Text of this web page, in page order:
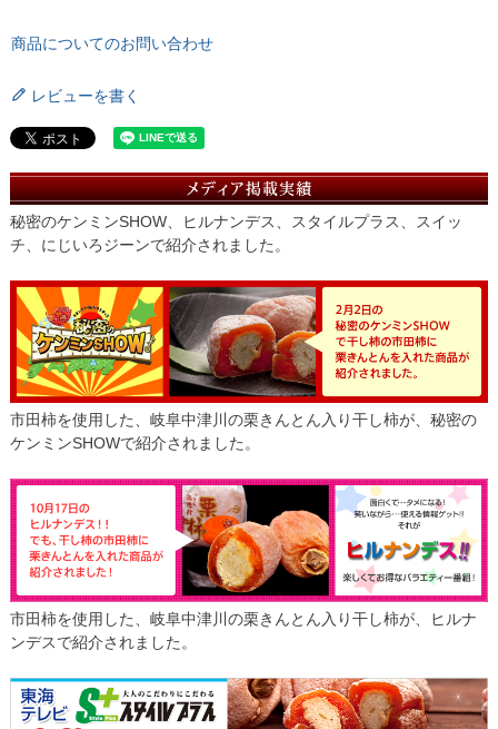
商品についてのお問い合わせ
レビューを書く
秘密のケンミンSHOW、ヒルナンデス、スタイルプラス、スイッ
チ、にじいろジーンで紹介されました。
市田柿を使用した、岐阜中津川の栗きんとん入り干し柿が、秘密の
ケンミンSHOWで紹介されました。
市田柿を使用した、岐阜中津川の栗きんとん入り干し柿が、ヒルナ
ンデスで紹介されました。